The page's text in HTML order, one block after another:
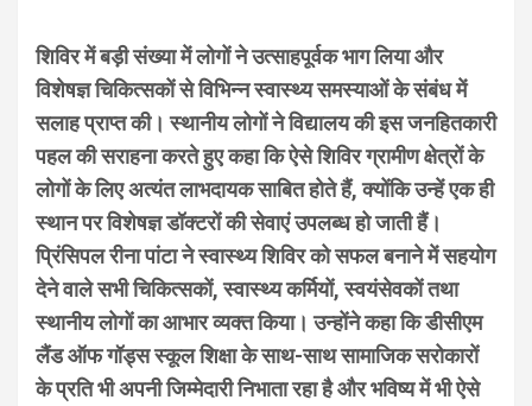
शिविर में बड़ी संख्या में लोगों ने उत्साहपूर्वक भाग लिया और
विशेषज्ञ चिकित्सकों से विभिन्न स्वास्थ्य समस्याओं के संबंध में
सलाह प्राप्त की। स्थानीय लोगों ने विद्यालय की इस जनहितकारी
पहल की सराहना करते हुए कहा कि ऐसे शिविर ग्रामीण क्षेत्रों के
लोगों के लिए अत्यंत लाभदायक साबित होते हैं, क्योंकि उन्हें एक ही
स्थान पर विशेषज्ञ डॉक्टरों की सेवाएं उपलब्ध हो जाती हैं।
प्रिंसिपल रीना पांटा ने स्वास्थ्य शिविर को सफल बनाने में सहयोग
देने वाले सभी चिकित्सकों, स्वास्थ्य कर्मियों, स्वयंसेवकों तथा
स्थानीय लोगों का आभार व्यक्त किया। उन्होंने कहा कि डीसीएम
लैंड ऑफ गॉड्स स्कूल शिक्षा के साथ-साथ सामाजिक सरोकारों
के प्रति भी अपनी जिम्मेदारी निभाता रहा है और भविष्य में भी ऐसे